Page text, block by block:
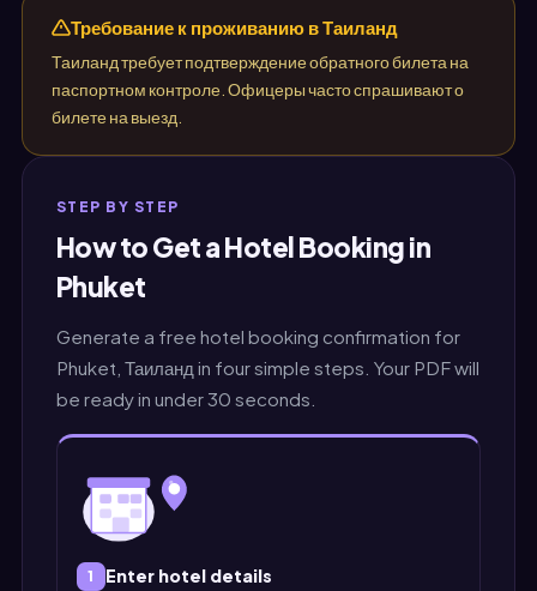
Требование к проживанию в Таиланд
Таиланд требует подтверждение обратного билета на
паспортном контроле. Офицеры часто спрашивают о
билете на выезд.
STEP BY STEP
How to Get a Hotel Booking in
Phuket
Generate a free hotel booking confirmation for
Phuket, Таиланд in four simple steps. Your PDF will
be ready in under 30 seconds.
1 Enter hotel details